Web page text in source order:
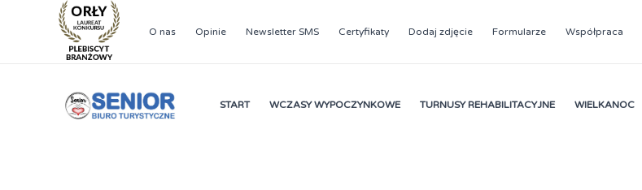
O nas Opinie Newsletter SMS Certyfikaty Dodaj zdjęcie Formularze Współpraca
START WCZASY WYPOCZYNKOWE TURNUSY REHABILITACYJNE WIELKANOC